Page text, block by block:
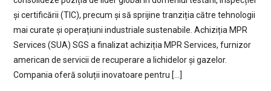
și certificării (TIC), precum și să sprijine tranziția către tehnologii
mai curate și operațiuni industriale sustenabile. Achiziția MPR
Services (SUA) SGS a finalizat achiziția MPR Services, furnizor
american de servicii de recuperare a lichidelor și gazelor.
Compania oferă soluții inovatoare pentru […]